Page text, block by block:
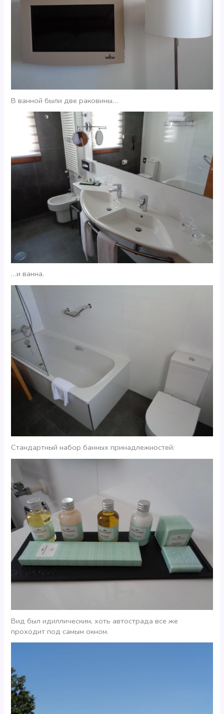
В ванной были две раковины…
…и ванна.
Стандартный набор банных принадлежностей:
Вид был идиллическим, хоть автострада все же
проходит под самым окном.